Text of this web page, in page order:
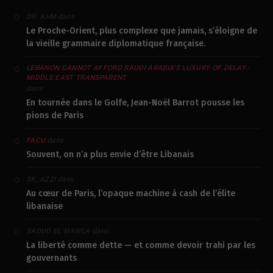
DR. AHM dans
Le Proche-Orient, plus complexe que jamais, s’éloigne de
la vieille grammaire diplomatique française.
LEBANON CANNOT AFFORD SAUDI ARABIA’S LUXURY OF DELAY -
MIDDLE EAST TRANSPARENT
dans
En tournée dans le Golfe, Jean-Noël Barrot pousse les
pions de Paris
FACUdans
Souvent, on n’a plus envie d’être Libanais
SK_AZZIdans
Au cœur de Paris, l’opaque machine à cash de l’élite
libanaise
SAOUD EL MAWLA dans
La liberté comme dette — et comme devoir trahi par les
gouvernants